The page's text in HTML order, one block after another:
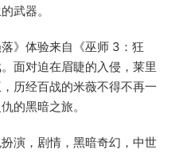
武器。
》体验来自《巫师 3：狂
面对迫在眉睫的入侵，莱里
历经百战的米薇不得不再一
的黑暗之旅。
演，剧情，黑暗奇幻，中世